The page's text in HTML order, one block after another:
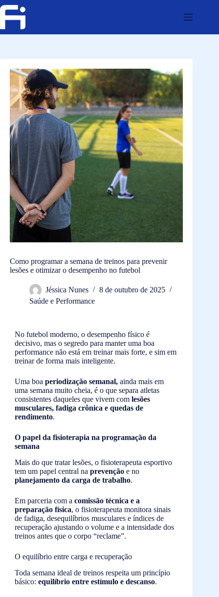
Como programar a semana de treinos para prevenir
lesões e otimizar o desempenho no futebol
Jéssica Nunes
8 de outubro de 2025
Saúde e Performance
No futebol moderno, o desempenho físico é
decisivo, mas o segredo para manter uma boa
performance não está em treinar mais forte, e sim em
treinar de forma mais inteligente.
Uma boa periodização semanal, ainda mais em
uma semana muito cheia, é o que separa atletas
consistentes daqueles que vivem com lesões
musculares, fadiga crônica e quedas de
rendimento.
O papel da fisioterapia na programação da
semana
Mais do que tratar lesões, o fisioterapeuta esportivo
tem um papel central na prevenção e no
planejamento da carga de trabalho.
Em parceria com a comissão técnica e a
preparação física, o fisioterapeuta monitora sinais
de fadiga, desequilíbrios musculares e índices de
recuperação ajustando o volume e a intensidade dos
treinos antes que o corpo “reclame”.
O equilíbrio entre carga e recuperação
Toda semana ideal de treinos respeita um princípio
básico: equilíbrio entre estímulo e descanso.